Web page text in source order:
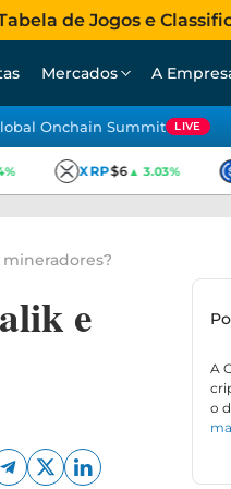
de Jogos e
Mercados A
Onchain Summit LIVE
XRP$6▲ 3.03%
mineradores?
e
A
o